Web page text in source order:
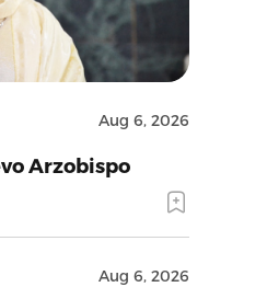
Aug 6, 2026
Arzobispo
Aug 6, 2026